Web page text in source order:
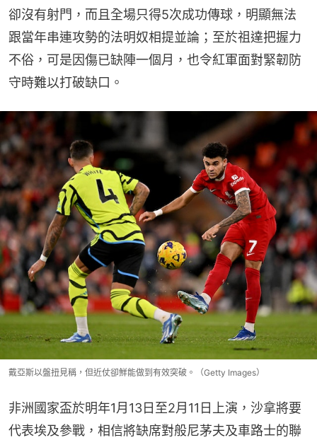
卻沒有射門，而且全場只得5次成功傳球，明顯無法
跟當年串連攻勢的法明奴相提並論；至於祖達把握力
不俗，可是因傷已缺陣一個月，也令紅軍面對緊韌防
守時難以打破缺口。
戴亞斯以盤扭見稱，但近仗卻鮮能做到有效突破。（Getty Images）
非洲國家盃於明年1月13日至2月11日上演，沙拿將要
代表埃及參戰，相信將缺席對般尼茅夫及車路士的聯